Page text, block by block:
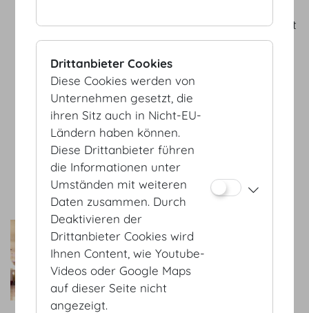
Gäste verblüffen. Niemals ist
uns eine Veranstaltung zu
klein – kaum ein Event zu
groß. Wir kreieren
einzigartige Arrangements
und erschaffen
außergewöhnlich schöne
Momente für Ihre Augen,
Sinne und Ihre Seele.
zum Service Partner
Plantical GmbH
decor @ events -
Prachtvolle
Grünpflanzendekoration für
Ihre Veranstaltung!
Drittanbieter Cookies
Diese Cookies werden von
Unternehmen gesetzt, die
ihren Sitz auch in Nicht-EU-
Ländern haben können.
Diese Drittanbieter führen
die Informationen unter
Umständen mit weiteren
Daten zusammen. Durch
Deaktivieren der
Drittanbieter Cookies wird
Ihnen Content, wie Youtube-
Videos oder Google Maps
auf dieser Seite nicht
angezeigt.